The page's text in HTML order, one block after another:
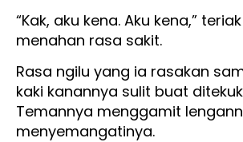
“Kak, aku kena. Aku kena,”
menahan rasa sakit.
Rasa ngilu yang ia rasakan
kaki kanannya sulit buat
Temannya menggamit
menyemangatinya.